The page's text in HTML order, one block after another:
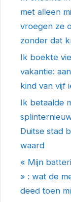
met alleen
vroegen ze
zonder dat
Ik boekte
vakantie:
kind van vijf
Ik betaalde
Duitse stad
waard
« Mijn
» : wat de
deed toen